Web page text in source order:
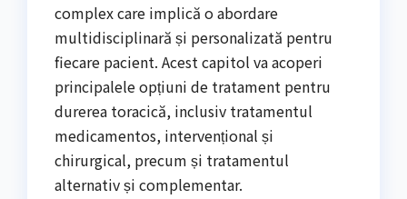
complex care implică o abordare
multidisciplinară și personalizată pentru
fiecare pacient. Acest capitol va acoperi
principalele opțiuni de tratament pentru
durerea toracică, inclusiv tratamentul
medicamentos, intervențional și
chirurgical, precum și tratamentul
alternativ și complementar.